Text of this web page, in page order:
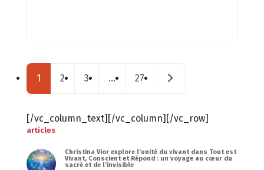
Posts navigation
1 2 3 … 27 Messages plus anciens
[/vc_column_text][/vc_column][/vc_row]
articles
Christina Vior explore l’unité du vivant dans Tout est
Vivant, Conscient et Répond : un voyage au cœur du
sacré et de l’invisible